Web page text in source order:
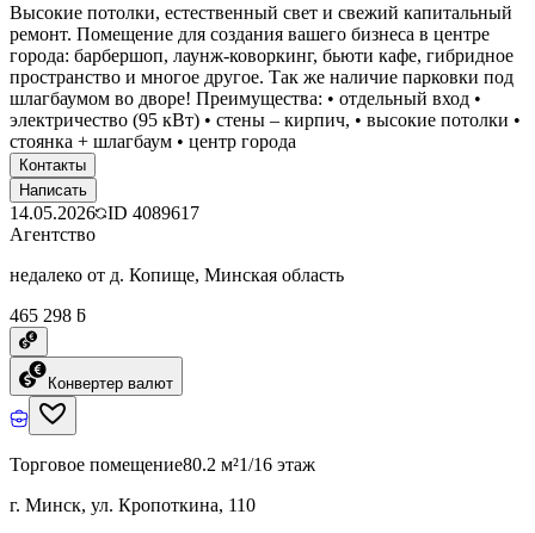
Высокие потолки, естественный свет и свежий капитальный
ремонт. Помещение для создания вашего бизнеса в центре
города: барбершоп, лаунж-коворкинг, бьюти кафе, гибридное
пространство и многое другое. Так же наличие парковки под
шлагбаумом во дворе! Преимущества: • отдельный вход •
электричество (95 кВт) • стены – кирпич, • высокие потолки •
стоянка + шлагбаум • центр города
Контакты
Написать
14.05.2026 ID 4089617
Агентство
недалеко от д. Копище, Минская область
465 298 ƃ
Конвертер валют
Торговое помещение80.2 м²1/16 этаж
г. Минск, ул. Кропоткина, 110